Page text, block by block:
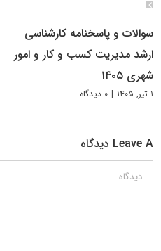
سوالات و پاسخنامه کارشناسی
ارشد مدیریت کسب و کار و امور
شهری ۱۴۰۵
۱ تیر, ۱۴۰۵ | ۰ دیدگاه
Leave A دیدگاه
دیدگاه